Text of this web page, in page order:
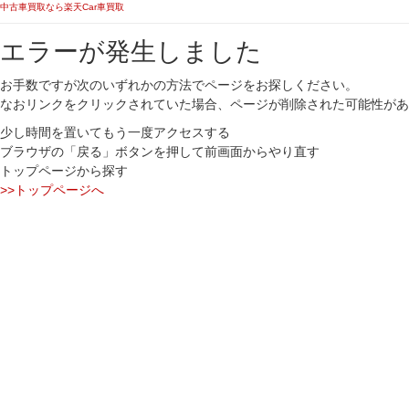
中古車買取なら楽天Car車買取
エラーが発生しました
お手数ですが次のいずれかの方法でページをお探しください。
なおリンクをクリックされていた場合、ページが削除された可能性が
少し時間を置いてもう一度アクセスする
ブラウザの「戻る」ボタンを押して前画面からやり直す
トップページから探す
>>トップページへ